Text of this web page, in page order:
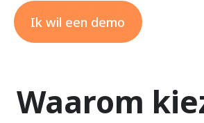
Ik wil een demo
Waarom